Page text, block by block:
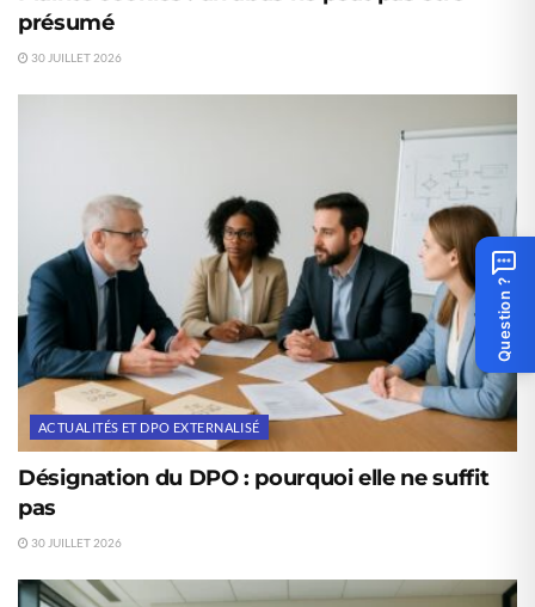
présumé
30 JUILLET 2026
ACTUALITÉS ET DPO EXTERNALISÉ
Désignation du DPO : pourquoi elle ne suffit
pas
30 JUILLET 2026
Question ?